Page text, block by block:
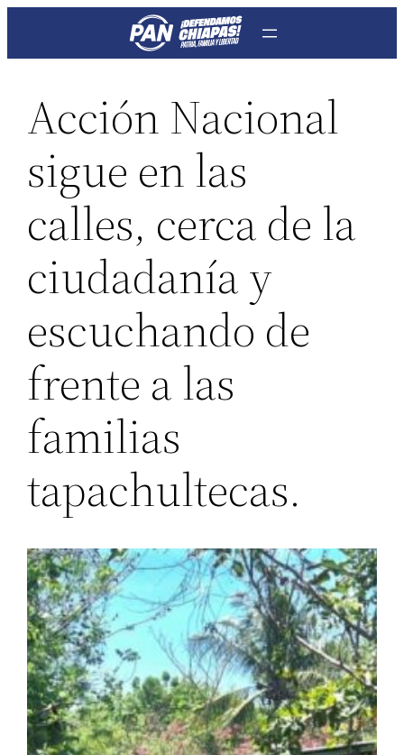
Acción Nacional
sigue en las
calles, cerca de la
ciudadanía y
escuchando de
frente a las
familias
tapachultecas.